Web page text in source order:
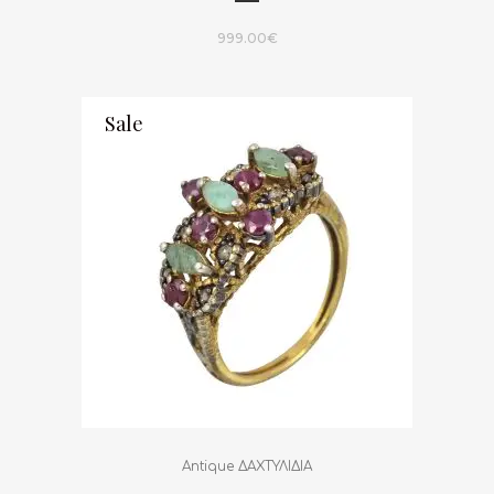
999.00€
Sale
Antique ΔΑΧΤΥΛΙΔΙΑ